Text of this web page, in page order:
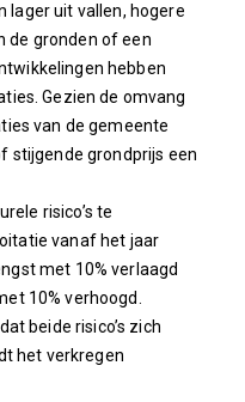
lager uit vallen, hogere
de gronden of een
hebben
Gezien de omvang
van de gemeente
stijgende grondprijs een
risico’s te
vanaf het jaar
met 10% verlaagd
10% verhoogd.
beide risico’s zich
het verkregen